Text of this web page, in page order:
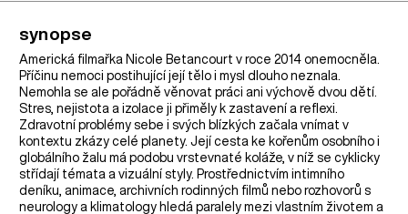
synopse
Americká filmařka Nicole Betancourt v roce 2014 onemocněla.
Příčinu nemoci postihující její tělo i mysl dlouho neznala.
Nemohla se ale pořádně věnovat práci ani výchově dvou dětí.
Stres, nejistota a izolace ji přiměly k zastavení a reflexi.
Zdravotní problémy sebe i svých blízkých začala vnímat v
kontextu zkázy celé planety. Její cesta ke kořenům osobního i
globálního žalu má podobu vrstevnaté koláže, v níž se cyklicky
střídají témata a vizuální styly. Prostřednictvím intimního
deníku, animace, archivních rodinných filmů nebo rozhovorů s
neurology a klimatology hledá paralely mezi vlastním životem a